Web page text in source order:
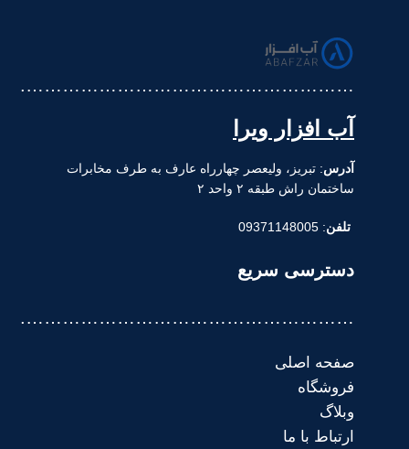
……………………………………………….
آب افزار ویرا
آدرس: تبریز، ولیعصر چهارراه عارف به طرف مخابرات
ساختمان راش طبقه ۲ واحد ۲
تلفن: 09371148005
دسترسی سریع
……………………………………………….
صفحه اصلی
فروشگاه
وبلاگ
ارتباط با ما